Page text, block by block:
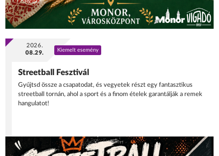
2026.
08.29.
Kiemelt esemény
Streetball Fesztivál
Gyűjtsd össze a csapatodat, és vegyetek részt egy fantasztikus
streetball tornán, ahol a sport és a finom ételek garantálják a remek
hangulatot!